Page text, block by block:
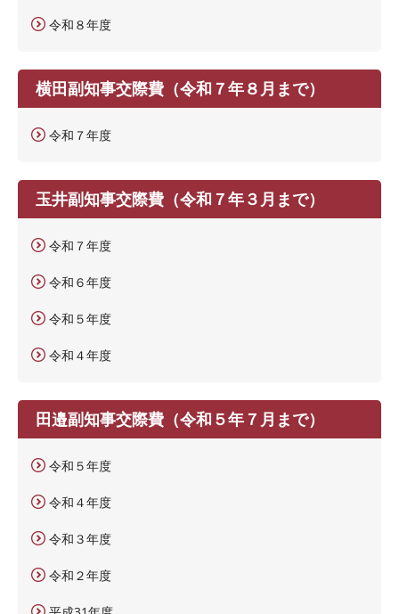
令和８年度
横田副知事交際費（令和７年８月まで）
令和７年度
玉井副知事交際費（令和７年３月まで）
令和７年度
令和６年度
令和５年度
令和４年度
田邉副知事交際費（令和５年７月まで）
令和５年度
令和４年度
令和３年度
令和２年度